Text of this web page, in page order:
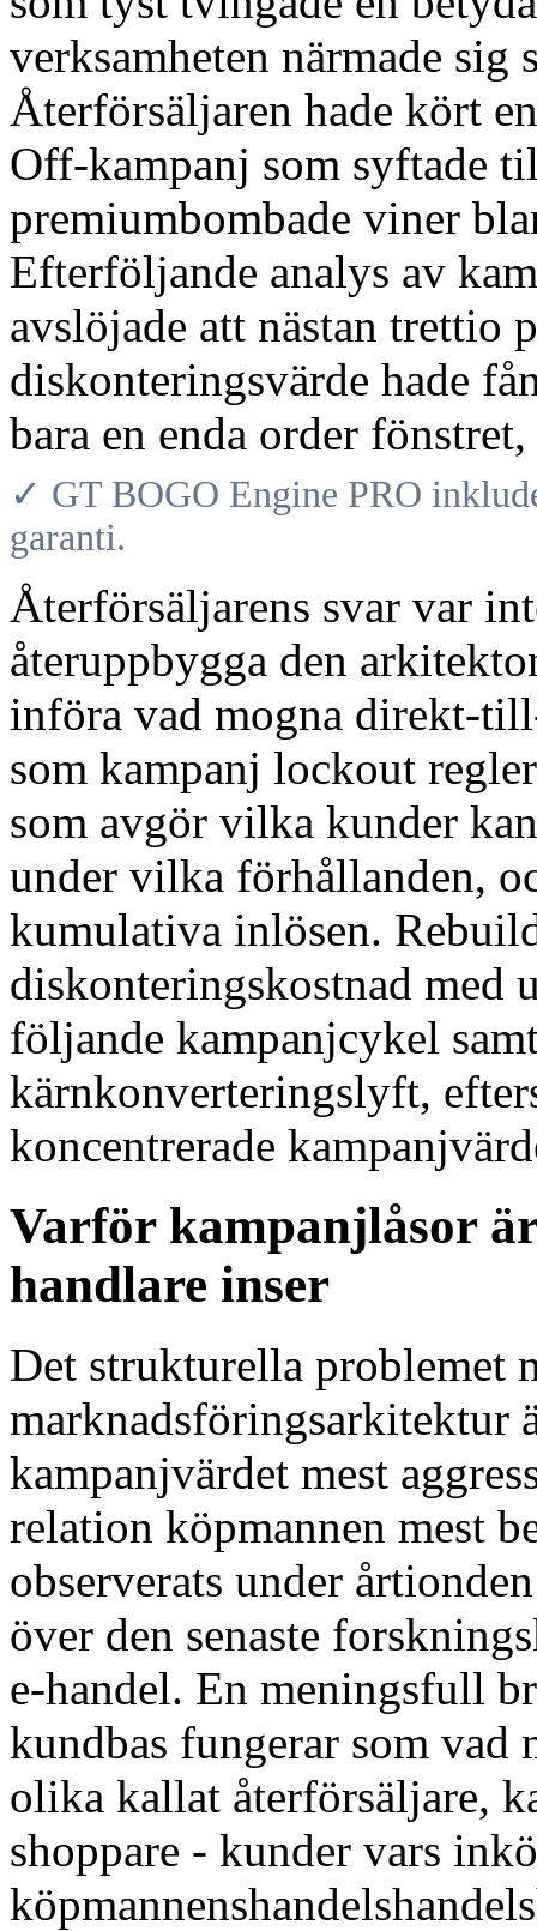
verksamheten närmade sig
Återförsäljaren hade kört
Off-kampanj som syftade
premiumbombade viner
Efterföljande analys av
avslöjade att nästan trettio
diskonteringsvärde hade
bara en enda order
✓ GT BOGO Engine PRO
garanti.
Återförsäljarens svar var
återuppbygga den
införa vad mogna direkt-
som kampanj lockout
som avgör vilka kunder
under vilka förhållanden,
kumulativa inlösen.
diskonteringskostnad med
följande kampanjcykel
kärnkonverteringslyft,
koncentrerade
Varför kampanjlåsor
handlare inser
Det strukturella problemet
marknadsföringsarkitektur
kampanjvärdet mest
relation köpmannen mest
observerats under
över den senaste
e-handel. En meningsfull
kundbas fungerar som vad
olika kallat återförsäljare,
shoppare - kunder vars